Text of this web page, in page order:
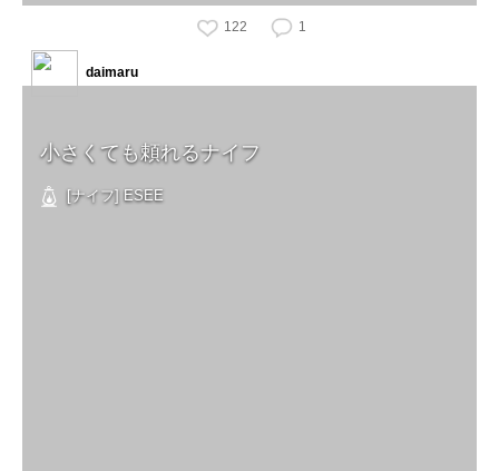
122 1
小さくても頼れるナイフ
[ナイフ] ESEE
daimaru